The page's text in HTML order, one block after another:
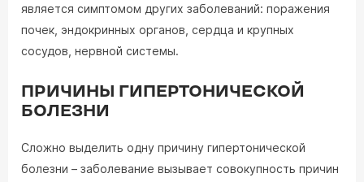
является симптомом других заболеваний: поражения
почек, эндокринных органов, сердца и крупных
сосудов, нервной системы.
ПРИЧИНЫ ГИПЕРТОНИЧЕСКОЙ
БОЛЕЗНИ
Сложно выделить одну причину гипертонической
болезни – заболевание вызывает совокупность причин